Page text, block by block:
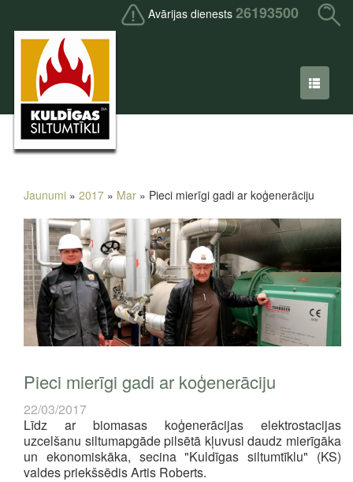
Avārijas dienests 26193500
Jaunumi » 2017 » Mar » Pieci mierīgi gadi ar koģenerāciju
Pieci mierīgi gadi ar koģenerāciju
22/03/2017
Līdz ar biomasas koģenerācijas elektrostacijas
uzcelšanu siltumapgāde pilsētā kļuvusi daudz mierīgāka
un ekonomiskāka, secina "Kuldīgas siltumtīklu" (KS)
valdes priekšsēdis Artis Roberts.